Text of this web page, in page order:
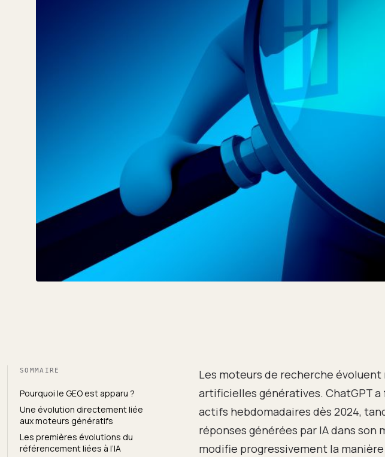
SOMMAIRE
Pourquoi le GEO est apparu ?
Une évolution directement liée
aux moteurs génératifs
Les premières évolutions du
référencement liées à l’IA
Les moteurs de recherche
artificielles génératives. ChatGPT a
actifs hebdomadaires dès 2024,
réponses générées par IA dans
modifie progressivement la